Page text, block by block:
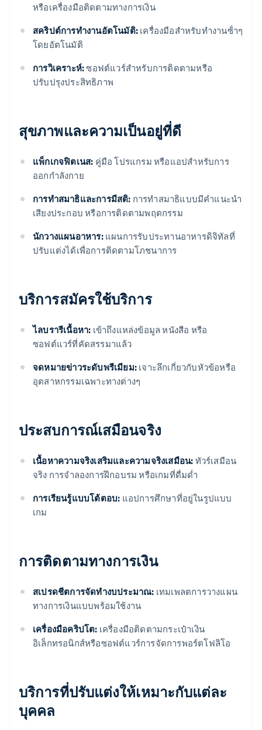
หรือเครื่องมือติดตามทางการเงิน
สคริปต์การทํางานอัตโนมัติ: เครื่องมือสําหรับทํางานซ้ําๆ
โดยอัตโนมัติ
การวิเคราะห์:ซอฟต์แวร์สําหรับการติดตามหรือ
ปรับปรุงประสิทธิภาพ
สุขภาพและความเป็นอยู่ที่ดี
แพ็กเกจฟิตเนส: คู่มือ โปรแกรม หรือแอปสําหรับการ
ออกกำลังกาย
การทำสมาธิและการมีสติ: การทำสมาธิแบบมีคำแนะนำ
เสียงประกอบ หรือการติดตามพฤตกรรม
นักวางแผนอาหาร:แผนการรับประทานอาหารดิจิทัลที่
ปรับแต่งได้เพื่อการติดตามโภชนาการ
บริการสมัครใช้บริการ
ไลบรารีเนื้อหา: เข้าถึงแหล่งข้อมูล หนังสือ หรือ
ซอฟต์แวร์ที่คัดสรรมาแล้ว
จดหมายข่าวระดับพรีเมียม: เจาะลึกเกี่ยวกับหัวข้อหรือ
อุตสาหกรรมเฉพาะทางต่างๆ
ประสบการณ์เสมือนจริง
เนื้อหาความจริงเสริมและความจริงเสมือน: ทัวร์เสมือน
จริง การจําลองการฝึกอบรม หรือเกมที่ดื่มด่ำ
การเรียนรู้แบบโต้ตอบ: แอปการศึกษาที่อยู่ในรูปแบบ
เกม
การติดตามทางการเงิน
สเปรดชีตการจัดทํางบประมาณ: เทมเพลตการวางแผน
ทางการเงินแบบพร้อมใช้งาน
เครื่องมือคริปโต: เครื่องมือติดตามกระเป๋าเงิน
อิเล็กทรอนิกส์หรือซอฟต์แวร์การจัดการพอร์ตโฟลิโอ
บริการที่ปรับแต่งให้เหมาะกับแต่ละ
บุคคล